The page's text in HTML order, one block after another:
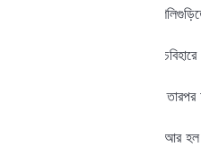
না, নর্থবেঙ্গলে চাকরি করি না।
এইতো মোটে দু-বছর। আগে কুচবিহারে
তুই…মানে, সেই যে চলে গেলি,
কান্তি অদ্ভুতভাবে হেসে বলল, আর